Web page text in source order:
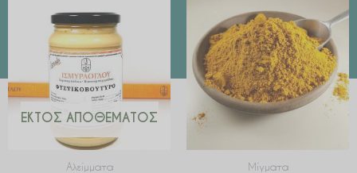
ΕΚΤΌΣ ΑΠΟΘΈΜΑΤΟΣ
Αλείμματα Μίγματα
range:
€ 2.99
through
€ 29.90